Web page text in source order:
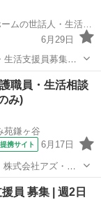
動物と暮らす障がい者グループホームの世話人・生活支援員 | 週1日～OK | メゾンdeウィスカーパッド
6月29日
生活支援員募集。
が中心のお仕事で
。動物好きな方、
職員・生活相談
み)
苑鎌ヶ谷
提携サイト 6月17日
雇用形
員 募集 | 週2日